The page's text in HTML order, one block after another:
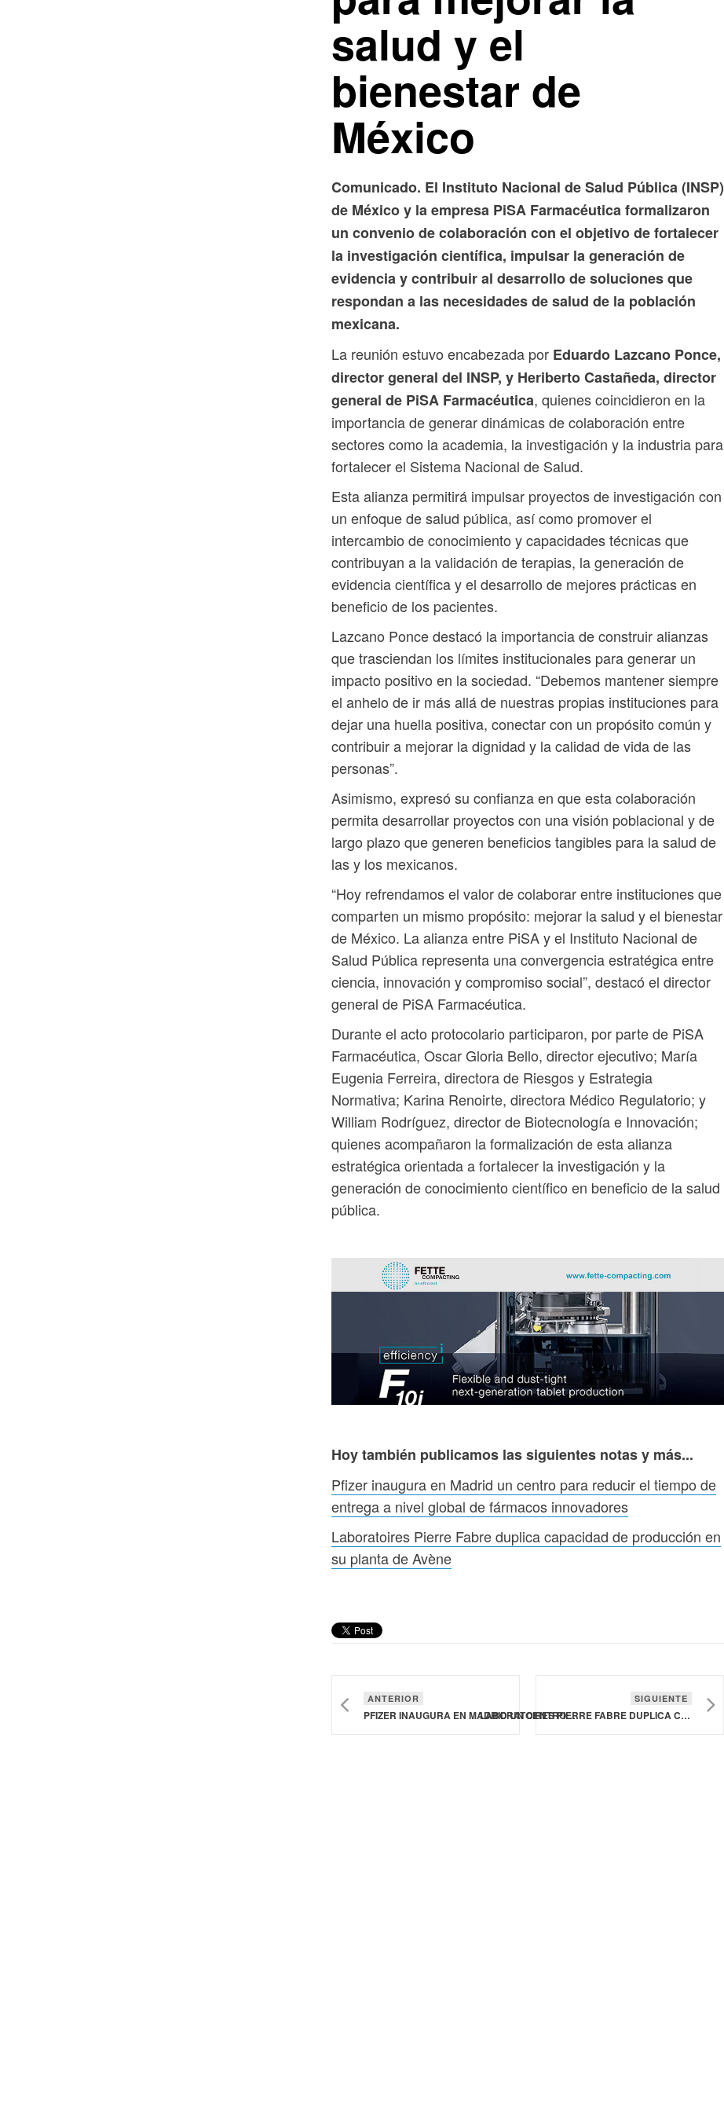
salud y el
bienestar de
México
Comunicado. El Instituto Nacional de Salud Pública (INSP)
de México y la empresa PiSA Farmacéutica formalizaron
un convenio de colaboración con el objetivo de fortalecer
la investigación científica, impulsar la generación de
evidencia y contribuir al desarrollo de soluciones que
respondan a las necesidades de salud de la población
mexicana.
La reunión estuvo encabezada por Eduardo Lazcano Ponce,
director general del INSP, y Heriberto Castañeda, director
general de PiSA Farmacéutica, quienes coincidieron en la
importancia de generar dinámicas de colaboración entre
sectores como la academia, la investigación y la industria para
fortalecer el Sistema Nacional de Salud.
Esta alianza permitirá impulsar proyectos de investigación con
un enfoque de salud pública, así como promover el
intercambio de conocimiento y capacidades técnicas que
contribuyan a la validación de terapias, la generación de
evidencia científica y el desarrollo de mejores prácticas en
beneficio de los pacientes.
Lazcano Ponce destacó la importancia de construir alianzas
que trasciendan los límites institucionales para generar un
impacto positivo en la sociedad. “Debemos mantener siempre
el anhelo de ir más allá de nuestras propias instituciones para
dejar una huella positiva, conectar con un propósito común y
contribuir a mejorar la dignidad y la calidad de vida de las
personas”.
Asimismo, expresó su confianza en que esta colaboración
permita desarrollar proyectos con una visión poblacional y de
largo plazo que generen beneficios tangibles para la salud de
las y los mexicanos.
“Hoy refrendamos el valor de colaborar entre instituciones que
comparten un mismo propósito: mejorar la salud y el bienestar
de México. La alianza entre PiSA y el Instituto Nacional de
Salud Pública representa una convergencia estratégica entre
ciencia, innovación y compromiso social”, destacó el director
general de PiSA Farmacéutica.
Durante el acto protocolario participaron, por parte de PiSA
Farmacéutica, Oscar Gloria Bello, director ejecutivo; María
Eugenia Ferreira, directora de Riesgos y Estrategia
Normativa; Karina Renoirte, directora Médico Regulatorio; y
William Rodríguez, director de Biotecnología e Innovación;
quienes acompañaron la formalización de esta alianza
estratégica orientada a fortalecer la investigación y la
generación de conocimiento científico en beneficio de la salud
pública.
Hoy también publicamos las siguientes notas y más...
Pfizer inaugura en Madrid un centro para reducir el tiempo de
entrega a nivel global de fármacos innovadores
Laboratoires Pierre Fabre duplica capacidad de producción en
su planta de Avène
ANTERIOR
PFIZER INAUGURA EN MADRID UN CENTRO PARA REDUCIR EL TIEMPO DE ENTREGA A NIVEL GLOBAL DE FÁRMACOS INNOVADORES
SIGUIENTE
LABORATOIRES PIERRE FABRE DUPLICA CAPACIDAD DE PRODUCCIÓN EN SU PLANTA DE AVÈNE